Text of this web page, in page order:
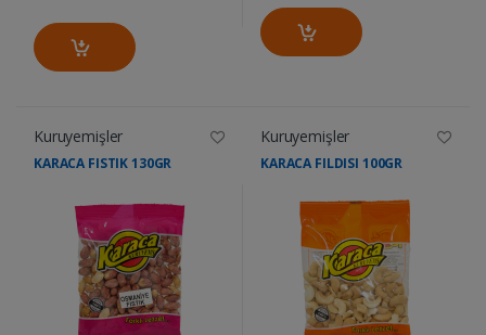
Kuruyemişler
KARACA FISTIK 130GR
Kuruyemişler
KARACA FILDISI 100GR